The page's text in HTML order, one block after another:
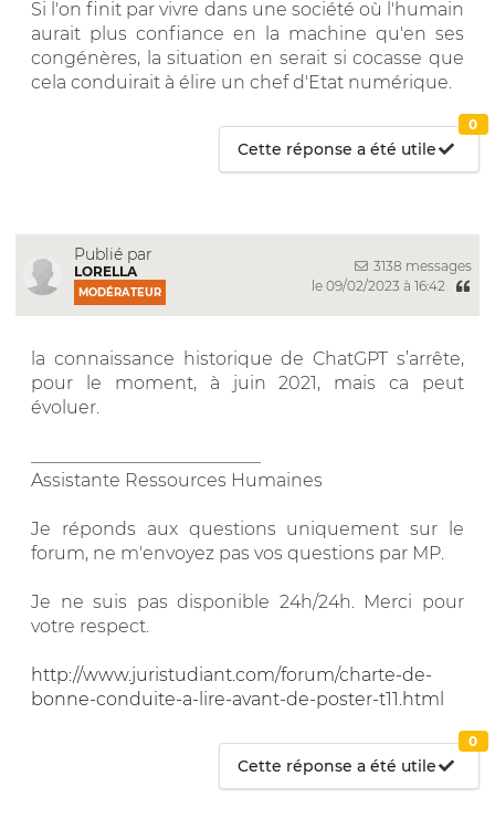
Si l'on finit par vivre dans une société où l'humain
aurait plus confiance en la machine qu'en ses
congénères, la situation en serait si cocasse que
cela conduirait à élire un chef d'Etat numérique.
Cette réponse a été utile
0
Publié par
LORELLA
MODÉRATEUR
3138 messages
le 09/02/2023 à 16:42
la connaissance historique de ChatGPT s’arrête,
pour le moment, à juin 2021, mais ca peut
évoluer.
Assistante Ressources Humaines
Je réponds aux questions uniquement sur le
forum, ne m'envoyez pas vos questions par MP.
Je ne suis pas disponible 24h/24h. Merci pour
votre respect.
http://www.juristudiant.com/forum/charte-de-
bonne-conduite-a-lire-avant-de-poster-t11.html
Cette réponse a été utile
0